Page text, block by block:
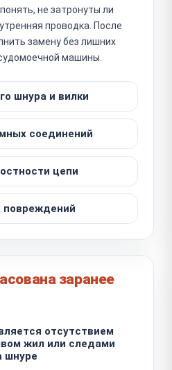
не затронуты ли
проводка. После
замену без лишних
машины.
шнура и вилки
соединений
цепи
повреждений
заранее
отсутствием
жил или следами
шнуре